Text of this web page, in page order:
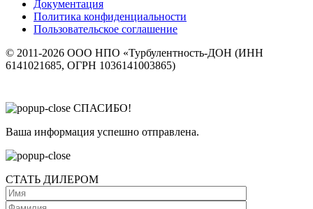
Документация
Политика конфиденциальности
Пользовательское соглашение
© 2011-2026 ООО НПО «Турбулентность-ДОН (ИНН
6141021685, ОГРН 1036141003865)
СПАСИБО!
Ваша информация успешно отправлена.
СТАТЬ ДИЛЕРОМ